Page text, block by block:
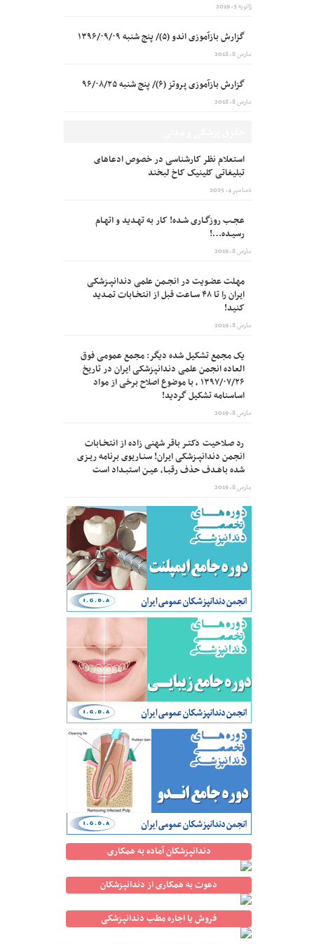
ژانویه 3, 2019
گزارش بازآموزی اندو (۵)/ پنج شنبه ۱۳۹۶/۰۹/۰۹
مارس 8, 2018
گزارش بازآموزی پروتز (۶)/ پنج شنبه ۹۶/۰۸/۲۵
مارس 8, 2018
استعلام نظر کارشناسی در خصوص ادعاهای
تبلیغاتی کلینیک کاخ لبخند
دسامبر 4, 2025
عجـب روزگـاری شـده! کار به تهـدید و اتهـام
رسیـده…!
مارس 8, 2019
مهـلت عضـویت در انجـمن علمی دندانپـزشکی
ایران را تا ۴۸ سـاعت قبل از انتخـابات تمـدید
کنید!
مارس 8, 2019
یک مجمع تشکیل شده دیگر: مجمع عمومی فوق
العاده انجمن علمی دندانپزشکی ایران در تاریخ
۱۳۹۷/۰۷/۲۶ ، با موضوع اصلاح برخی از مواد
اساسنامه تشکیل گردید!
مارس 8, 2019
رد صـلاحیت دکتـر باقر شهنی زاده از انتخـابات
انجمن دندانپـزشکی ایران! سنـاریوی برنامه ریـزی
شده باهـدف حذف رقبـا، عیـن استبـداد است
مارس 8, 2019
دندانپزشکان آماده به همکاری
دعوت به همکاری از دندانپزشکان
فروش یا اجاره مطب دندانپزشکی